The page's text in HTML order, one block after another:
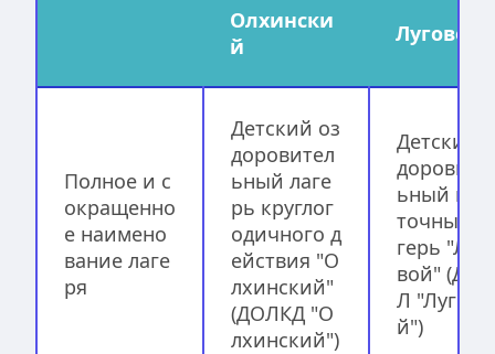
Олхински
й
Луговой
Полное и с
окращенно
е наимено
вание лаге
ря
Детский оз
доровител
ьный лаге
рь круглог
одичного д
ействия "О
лхинский"
(ДОЛКД "О
лхинский")
Детский
ьный
точный
герь
вой" (ДОП
Л "Лугово
й")